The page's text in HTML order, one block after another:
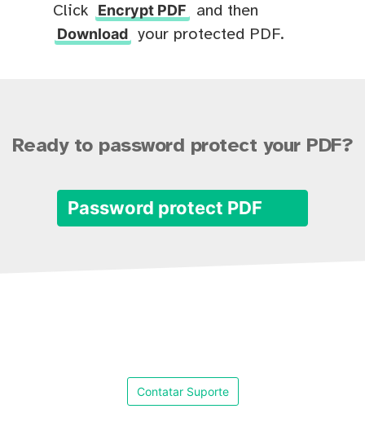
Click Encrypt PDF
and then
Download your protected PDF.
Ready to password protect your PDF?
Password protect PDF
Contatar Suporte